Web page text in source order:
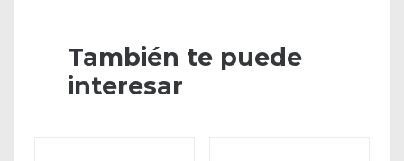
También te puede
interesar